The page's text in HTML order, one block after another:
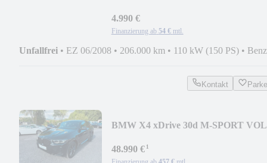
4.990 €
Finanzierung ab 54 € mtl.
Unfallfrei • EZ 06/2008 • 206.000 km • 110 kW (150 PS) •
Kontakt
BMW X4 xDrive 30d M-SPORT
48.990 €¹